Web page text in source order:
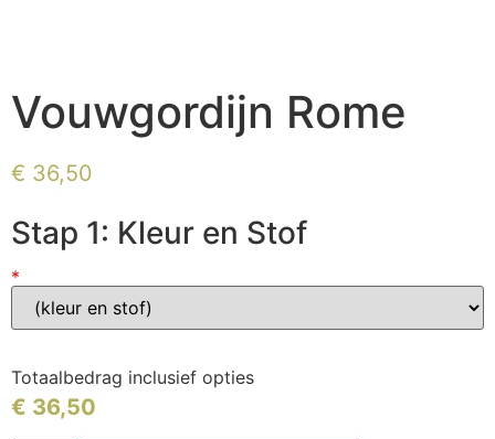
Vouwgordijn Rome
€ 36,50
Stap 1: Kleur en Stof
*
Totaalbedrag inclusief opties
€ 36,50